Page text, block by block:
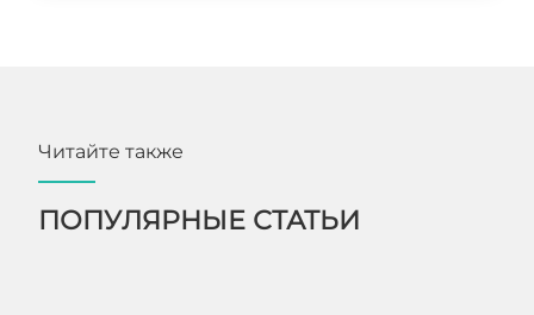
Читайте также
ПОПУЛЯРНЫЕ СТАТЬИ